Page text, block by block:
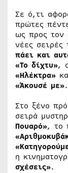
Σε ό,τι
πρώτες
ως προς τον
νέες σειρές
πάει και
«Το δίχτυ»,
«Ηλέκτρα»
«Άκουσέ με».
Στο ξένο
σειρά
Πουαρό», το
η
σχέσεις».